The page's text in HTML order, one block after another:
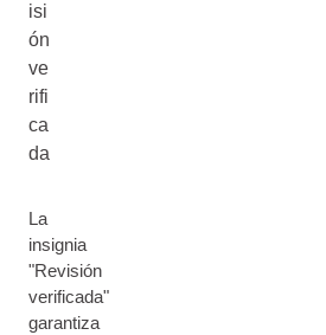
isi
ón
ve
rifi
ca
da
La
insignia
"Revisión
verificada"
garantiza